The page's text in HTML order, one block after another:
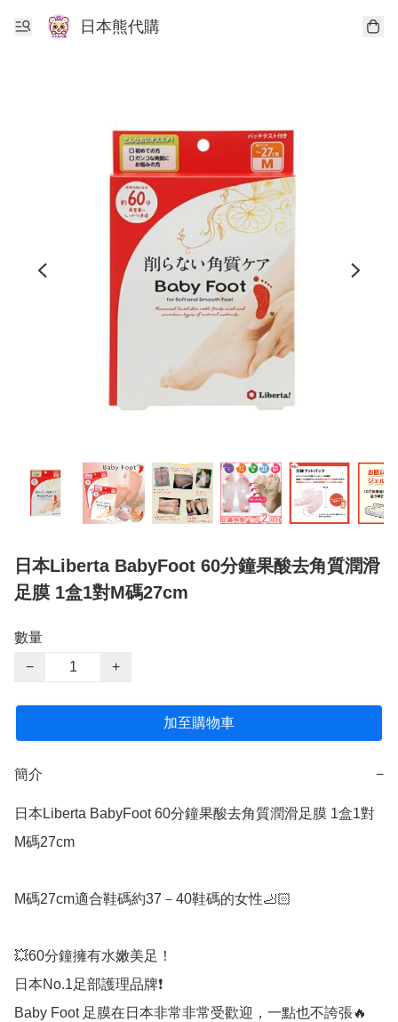
日本熊代購
日本Liberta BabyFoot 60分鐘果酸去角質潤滑
足膜 1盒1對M碼27cm
數量
−
+
加至購物車
簡介 −
日本Liberta BabyFoot 60分鐘果酸去角質潤滑足膜 1盒1對
M碼27cm
M碼27cm適合鞋碼約37－40鞋碼的女性🦶🏻
💥60分鐘擁有水嫩美足！
日本No.1足部護理品牌❗
Baby Foot 足膜在日本非常非常受歡迎，一點也不誇張🔥